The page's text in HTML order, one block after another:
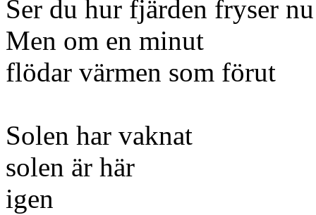
Ser du hur fjärden fryser nu
Men om en minut
flödar värmen som förut
Solen har vaknat
solen är här
igen